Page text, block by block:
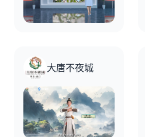
大唐不夜城